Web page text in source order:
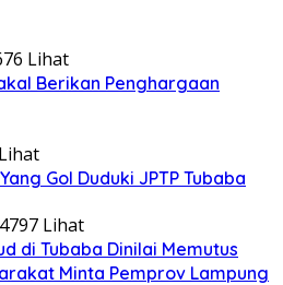
Lihat
Berikan Penghargaan
Gol Duduki JPTP Tubaba
4797 Lihat
di Tubaba Dinilai Memutus
Minta Pemprov Lampung